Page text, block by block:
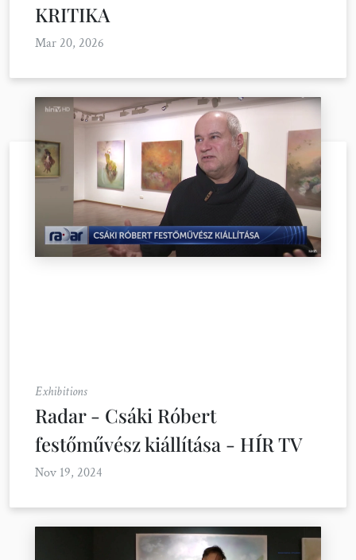
KRITIKA
Mar 20, 2026
Exhibitions
Radar - Csáki Róbert
festőművész kiállítása - HÍR TV
Nov 19, 2024